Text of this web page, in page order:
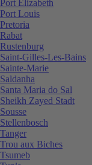
Port Elizabeth
Port Louis
Pretoria
Rabat
Rustenburg
Saint-Gilles-Les-Bains
Sainte-Marie
Saldanha
Santa Maria do Sal
Sheikh Zayed Stadt
Sousse
Stellenbosch
Tanger
Trou aux Biches
Tsumeb